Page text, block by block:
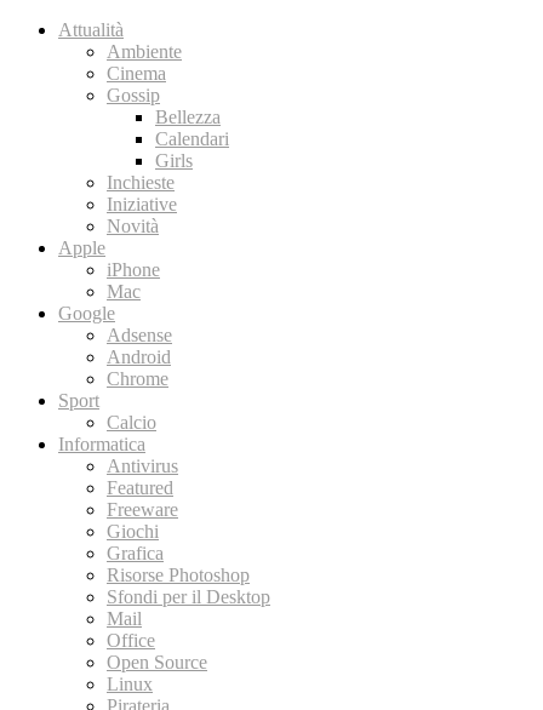
Attualità
Ambiente
Cinema
Gossip
Bellezza
Calendari
Girls
Inchieste
Iniziative
Novità
Apple
iPhone
Mac
Google
Adsense
Android
Chrome
Sport
Calcio
Informatica
Antivirus
Featured
Freeware
Giochi
Grafica
Risorse Photoshop
Sfondi per il Desktop
Mail
Office
Open Source
Linux
Pirateria